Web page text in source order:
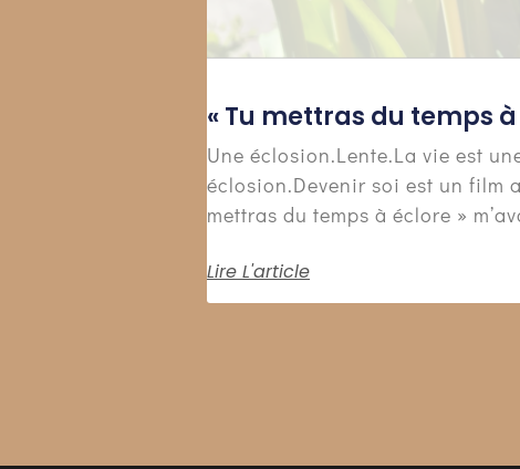
« Tu mettras du temps
Une éclosion.Lente.La vie est
éclosion.Devenir soi est un film
mettras du temps à éclore »
Lire L'article